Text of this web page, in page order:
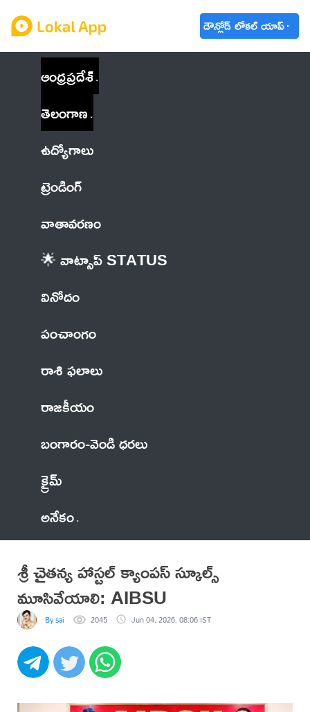
డౌన్లోడ్ లోకల్ యాప్
ఆంధ్రప్రదేశ్
తెలంగాణ
ఉద్యోగాలు
ట్రెండింగ్
వాతావరణం
🌟 వాట్సాప్ STATUS
వినోదం
పంచాంగం
రాశి ఫలాలు
రాజకీయం
బంగారం-వెండి ధరలు
క్రైమ్
అనేకం
శ్రీ చైతన్య హాస్టల్ క్యాంపస్ స్కూల్స్
మూసివేయాలి: AIBSU
By sai 2045 Jun 04, 2026, 08:06 IST